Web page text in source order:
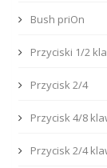
Bush priOn
Przyciski 1/2
Przycisk 2/4
Przycisk 4/8
Przycisk 2/4